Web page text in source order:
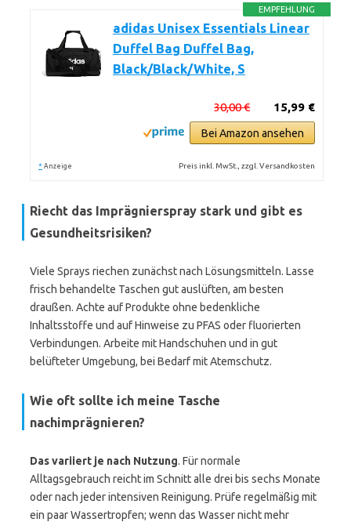
EMPFEHLUNG
adidas Unisex Essentials Linear
Duffel Bag Duffel Bag,
Black/Black/White, S
15,99 €
30,00 €
Bei Amazon ansehen
* Anzeige Preis inkl. MwSt., zzgl. Versandkosten
Riecht das Imprägnierspray stark und gibt es
Gesundheitsrisiken?
Viele Sprays riechen zunächst nach Lösungsmitteln. Lasse
frisch behandelte Taschen gut auslüften, am besten
draußen. Achte auf Produkte ohne bedenkliche
Inhaltsstoffe und auf Hinweise zu PFAS oder fluorierten
Verbindungen. Arbeite mit Handschuhen und in gut
belüfteter Umgebung, bei Bedarf mit Atemschutz.
Wie oft sollte ich meine Tasche
nachimprägnieren?
Das variiert je nach Nutzung. Für normale
Alltagsgebrauch reicht im Schnitt alle drei bis sechs Monate
oder nach jeder intensiven Reinigung. Prüfe regelmäßig mit
ein paar Wassertropfen; wenn das Wasser nicht mehr